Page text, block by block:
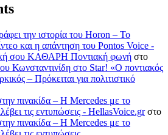
την ιστορία του Horon – Το
και η απάντηση του Pontos Voice -
σου ΚΑΘΑΡΗ Ποντιακή φωνή στο
Κωνσταντινίδη στο Star! «Ο ποντιακός
– Πρόκειται για πολιτιστικό
πινακίδα – Η Mercedes με το
τις εντυπώσεις - HellasVoice.grστο
πινακίδα – Η Mercedes με το